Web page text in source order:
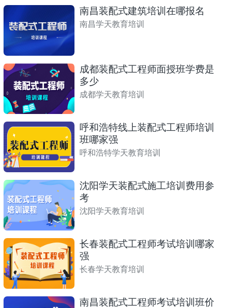
南昌装配式建筑培训在哪报名
南昌学天教育培训
成都装配式工程师面授班学费是
多少
成都学天教育培训
呼和浩特线上装配式工程师培训
班哪家强
呼和浩特学天教育培训
沈阳学天装配式施工培训费用参
考
沈阳学天教育培训
长春装配式工程师考试培训哪家
强
长春学天教育培训
南昌装配式工程师考试培训班价